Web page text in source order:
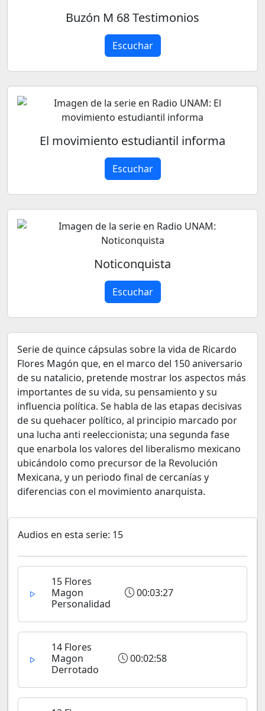
Buzón M 68 Testimonios
Escuchar
El movimiento estudiantil informa
Escuchar
Noticonquista
Escuchar
Serie de quince cápsulas sobre la vida de Ricardo
Flores Magón que, en el marco del 150 aniversario
de su natalicio, pretende mostrar los aspectos más
importantes de su vida, su pensamiento y su
influencia política. Se habla de las etapas decisivas
de su quehacer político, al principio marcado por
una lucha anti reeleccionista; una segunda fase
que enarbola los valores del liberalismo mexicano
ubicándolo como precursor de la Revolución
Mexicana, y un periodo final de cercanías y
diferencias con el movimiento anarquista.
Audios en esta serie: 15
15 Flores
Magon
Personalidad
00:03:27
14 Flores
Magon
Derrotado
00:02:58